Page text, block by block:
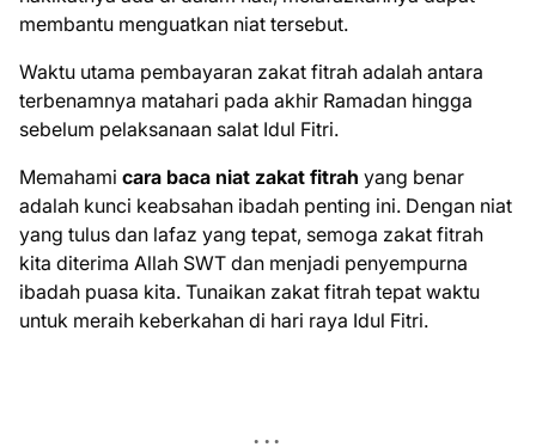
membantu menguatkan niat tersebut.
Waktu utama pembayaran zakat fitrah adalah antara
terbenamnya matahari pada akhir Ramadan hingga
sebelum pelaksanaan salat Idul Fitri.
Memahami cara baca niat zakat fitrah yang benar
adalah kunci keabsahan ibadah penting ini. Dengan niat
yang tulus dan lafaz yang tepat, semoga zakat fitrah
kita diterima Allah SWT dan menjadi penyempurna
ibadah puasa kita. Tunaikan zakat fitrah tepat waktu
untuk meraih keberkahan di hari raya Idul Fitri.